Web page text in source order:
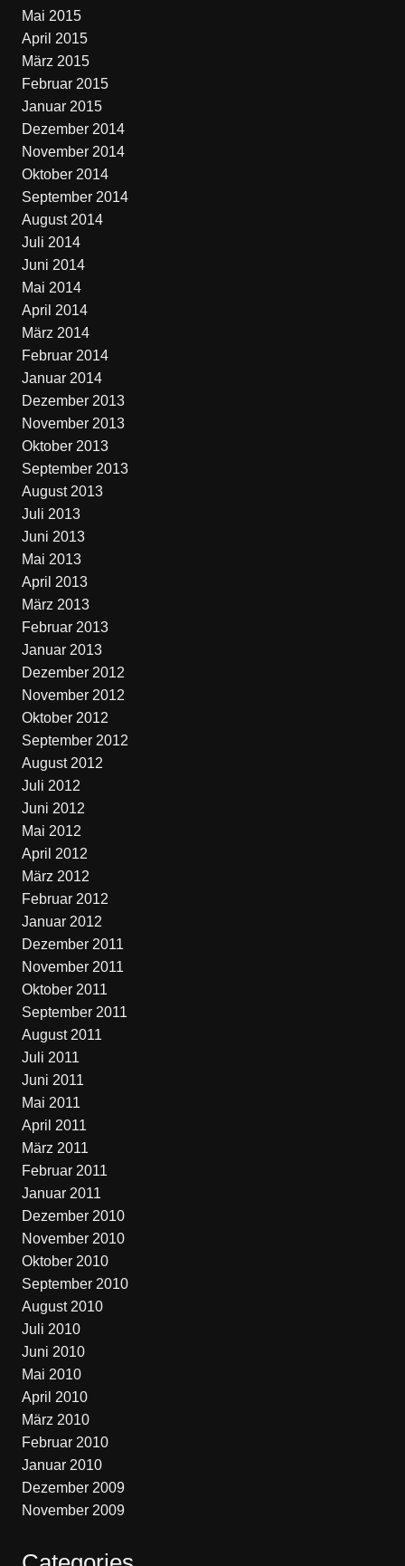
Mai 2015
April 2015
März 2015
Februar 2015
Januar 2015
Dezember 2014
November 2014
Oktober 2014
September 2014
August 2014
Juli 2014
Juni 2014
Mai 2014
April 2014
März 2014
Februar 2014
Januar 2014
Dezember 2013
November 2013
Oktober 2013
September 2013
August 2013
Juli 2013
Juni 2013
Mai 2013
April 2013
März 2013
Februar 2013
Januar 2013
Dezember 2012
November 2012
Oktober 2012
September 2012
August 2012
Juli 2012
Juni 2012
Mai 2012
April 2012
März 2012
Februar 2012
Januar 2012
Dezember 2011
November 2011
Oktober 2011
September 2011
August 2011
Juli 2011
Juni 2011
Mai 2011
April 2011
März 2011
Februar 2011
Januar 2011
Dezember 2010
November 2010
Oktober 2010
September 2010
August 2010
Juli 2010
Juni 2010
Mai 2010
April 2010
März 2010
Februar 2010
Januar 2010
Dezember 2009
November 2009